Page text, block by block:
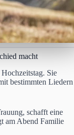
macht
Sie
bestimmten Liedern
schafft eine
am Abend Familie